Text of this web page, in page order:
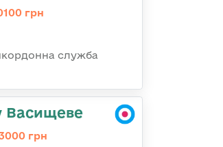
грн
служба
Васищеве
грн